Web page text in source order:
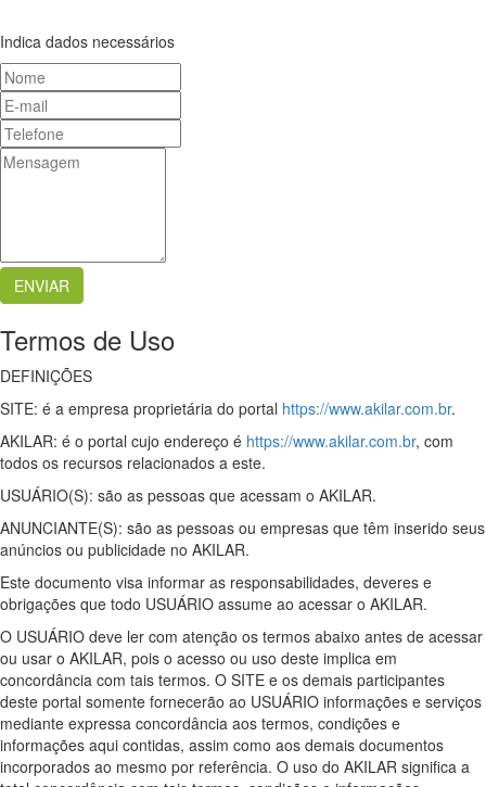
Indica dados necessários
Termos de Uso
DEFINIÇÕES
SITE: é a empresa proprietária do portal https://www.akilar.com.br.
AKILAR: é o portal cujo endereço é https://www.akilar.com.br, com
todos os recursos relacionados a este.
USUÁRIO(S): são as pessoas que acessam o AKILAR.
ANUNCIANTE(S): são as pessoas ou empresas que têm inserido seus
anúncios ou publicidade no AKILAR.
Este documento visa informar as responsabilidades, deveres e
obrigações que todo USUÁRIO assume ao acessar o AKILAR.
O USUÁRIO deve ler com atenção os termos abaixo antes de acessar
ou usar o AKILAR, pois o acesso ou uso deste implica em
concordância com tais termos. O SITE e os demais participantes
deste portal somente fornecerão ao USUÁRIO informações e serviços
mediante expressa concordância aos termos, condições e
informações aqui contidas, assim como aos demais documentos
incorporados ao mesmo por referência. O uso do AKILAR significa a